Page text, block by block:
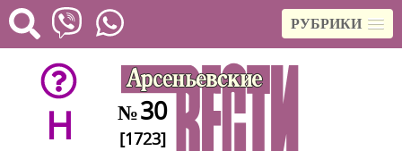
РУБРИКИ
H №30
[1723]